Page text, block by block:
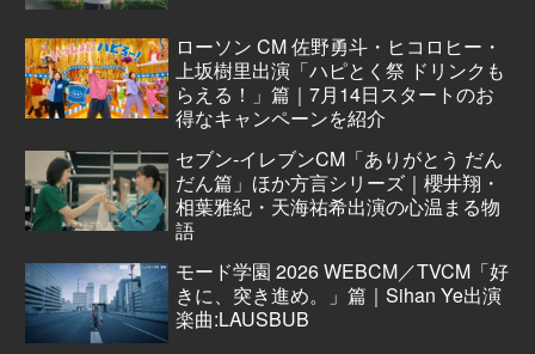
ローソン CM 佐野勇斗・ヒコロヒー・
上坂樹里出演「ハピとく祭 ドリンクも
らえる！」篇｜7月14日スタートのお
得なキャンペーンを紹介
セブン‐イレブンCM「ありがとう だん
だん篇」ほか方言シリーズ｜櫻井翔・
相葉雅紀・天海祐希出演の心温まる物
語
モード学園 2026 WEBCM／TVCM「好
きに、突き進め。」篇｜Sihan Ye出演
楽曲:LAUSBUB